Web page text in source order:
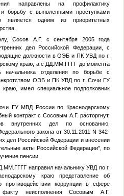
направлены на профилактику
борьбу с выявленными проступками
является одним из приоритетных
Сосов А.Г. с сентября 2005 года
дел Российской Федерации, с
должности в ОЭБ и ПК УВД по г.
краю, а с ДД.ММ.ГГГГ до момента
начальника отделения по борьбе с
ОЭБ и ПК УВД по г. Сочи ГУ
имел специальное подполковник
ГУ МВД России по Краснодарскому
контракт с Сосовым А.Г. расторгнут,
внутренних дел по основанию,
закона от 30.11.2011 N 342-
дел Российской Федерации и внесении
акты Российской Федерации", по
пенсии.
направил начальнику УВД по г.
краю представление об
противодействии коррупции в сфере
неисполнения Сосовым А.Г.